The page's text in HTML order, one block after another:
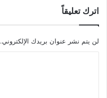
اترك تعليقاً
لن يتم نشر عنوان بريدك الإلكتروني.